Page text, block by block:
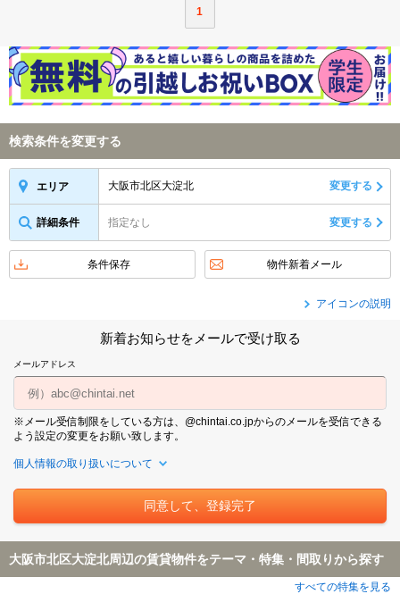
1
検索条件を変更する
エリア 大阪市北区大淀北 変更する
詳細条件 指定なし 変更する
条件保存 物件新着メール
アイコンの説明
新着お知らせをメールで受け取る
メールアドレス
※メール受信制限をしている方は、@chintai.co.jpからのメールを受信できる
よう設定の変更をお願い致します。
個人情報の取り扱いについて
大阪市北区大淀北周辺の賃貸物件をテーマ・特集・間取りから探す
すべての特集を見る